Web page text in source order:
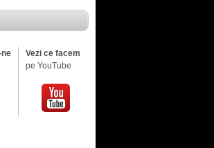
Vezi ce facem
pe YouTube